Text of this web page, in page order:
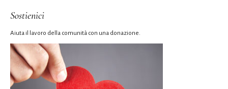
Sostienici
Aiuta il lavoro della comunità con una donazione.